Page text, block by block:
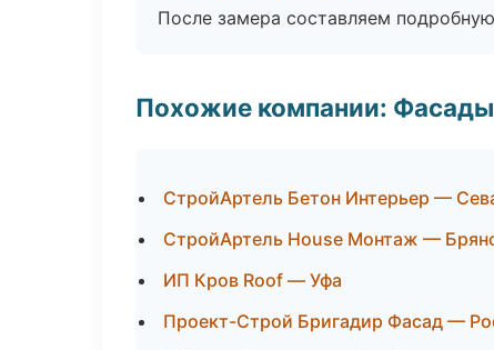
После замера составляем
Похожие компании: Фасады
СтройАртель Бетон Интерьер —
СтройАртель House Монтаж —
ИП Кров Roof — Уфа
Проект-Строй Бригадир Фасад —